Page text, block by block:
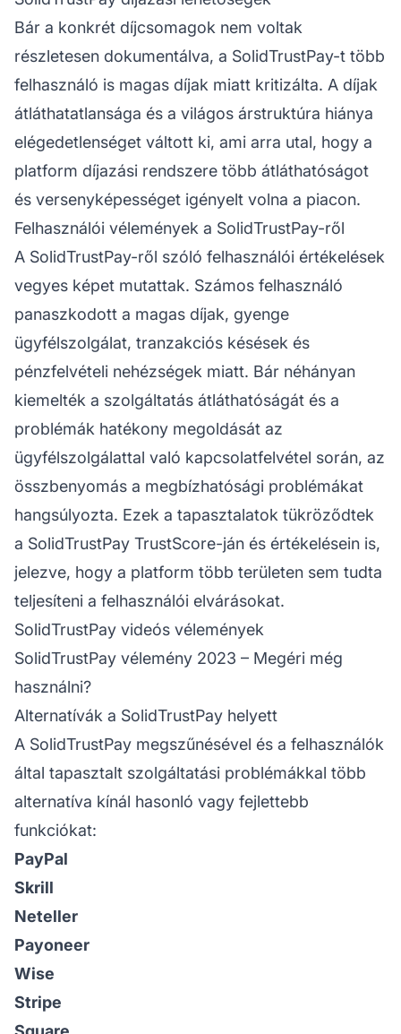
Bár a konkrét díjcsomagok nem voltak
részletesen dokumentálva, a SolidTrustPay-t több
felhasználó is magas díjak miatt kritizálta. A díjak
átláthatatlansága és a világos árstruktúra hiánya
elégedetlenséget váltott ki, ami arra utal, hogy a
platform díjazási rendszere több átláthatóságot
és versenyképességet igényelt volna a piacon.
Felhasználói vélemények a SolidTrustPay-ről
A SolidTrustPay-ről szóló felhasználói értékelések
vegyes képet mutattak. Számos felhasználó
panaszkodott a magas díjak, gyenge
ügyfélszolgálat, tranzakciós késések és
pénzfelvételi nehézségek miatt. Bár néhányan
kiemelték a szolgáltatás átláthatóságát és a
problémák hatékony megoldását az
ügyfélszolgálattal való kapcsolatfelvétel során, az
összbenyomás a megbízhatósági problémákat
hangsúlyozta. Ezek a tapasztalatok tükröződtek
a SolidTrustPay TrustScore-ján és értékelésein is,
jelezve, hogy a platform több területen sem tudta
teljesíteni a felhasználói elvárásokat.
SolidTrustPay videós vélemények
SolidTrustPay vélemény 2023 – Megéri még
használni?
Alternatívák a SolidTrustPay helyett
A SolidTrustPay megszűnésével és a felhasználók
által tapasztalt szolgáltatási problémákkal több
alternatíva kínál hasonló vagy fejlettebb
funkciókat:
PayPal
Skrill
Neteller
Payoneer
Wise
Stripe